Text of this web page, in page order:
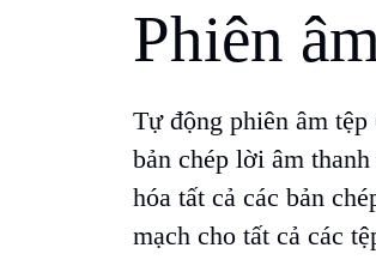
Phiên
Tự động phiên âm
bản chép lời âm
hóa tất cả các bản
mạch cho tất cả các